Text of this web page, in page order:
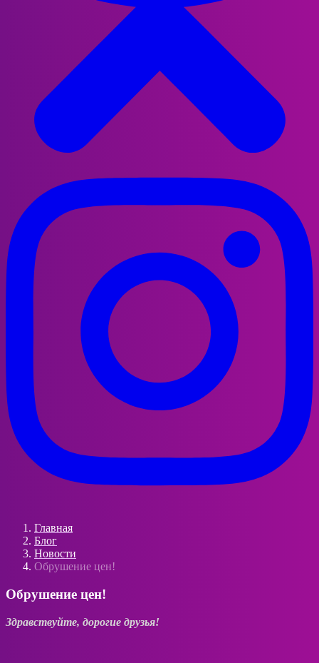
Главная
Блог
Новости
Обрушение цен!
Обрушение цен!
Здравствуйте, дорогие друзья!